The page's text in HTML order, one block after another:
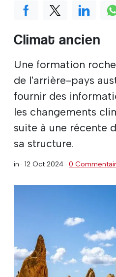
Climat ancien
Une formation
de l'arrière-pays
fournir des
les changements
suite à une récente
sa structure.
in · 12 Oct 2024 · 0